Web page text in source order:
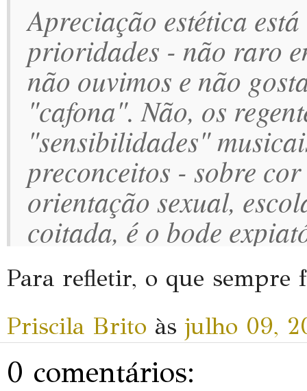
Apreciação estética
prioridades - não raro
não ouvimos e não
"cafona". Não, os
"sensibilidades"
preconceitos - sobre
orientação sexual,
coitada, é o bode
Para refletir, o que sempre
Priscila Brito àsjulho 09,
0 comentários: